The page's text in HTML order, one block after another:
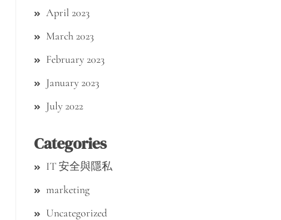
April 2023
March 2023
February 2023
January 2023
July 2022
Categories
IT 安全與隱私
marketing
Uncategorized